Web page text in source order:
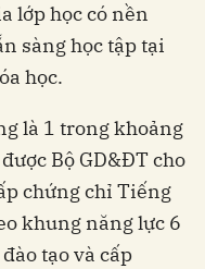
lớp học có nền
sàng học tập tại
học.
là 1 trong khoảng
Bộ GD&ĐT cho
chứng chỉ Tiếng
khung năng lực 6
tạo và cấp